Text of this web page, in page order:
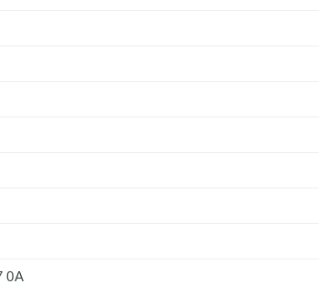
0A